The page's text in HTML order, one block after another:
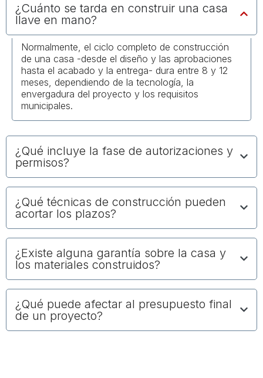
¿Cuánto se tarda en construir una casa
llave en mano?
Normalmente, el ciclo completo de construcción
de una casa -desde el diseño y las aprobaciones
hasta el acabado y la entrega- dura entre 8 y 12
meses, dependiendo de la tecnología, la
envergadura del proyecto y los requisitos
municipales.
¿Qué incluye la fase de autorizaciones y
permisos?
¿Qué técnicas de construcción pueden
acortar los plazos?
¿Existe alguna garantía sobre la casa y
los materiales construidos?
¿Qué puede afectar al presupuesto final
de un proyecto?